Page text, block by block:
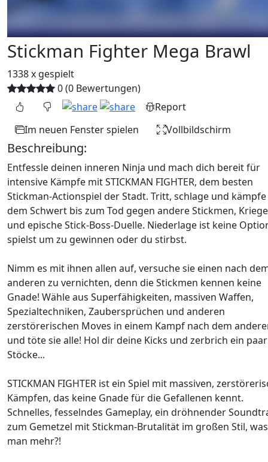
Stickman Fighter Mega Brawl
1338 x gespielt
0 (0 Bewertungen)
Report
Im neuen Fenster spielen
Vollbildschirm
Beschreibung:
Entfessle deinen inneren Ninja und mach dich bereit für
intensive Kämpfe mit STICKMAN FIGHTER, dem besten
Stickman-Actionspiel der Stadt. Tritt, schlage und
dem Schwert bis zum Tod gegen andere Stickmen,
und epische Stick-Boss-Duelle. Niederlage ist keine
spielst um zu gewinnen oder du stirbst.
Nimm es mit ihnen allen auf, versuche sie einen nach
anderen zu vernichten, denn die Stickmen kennen keine
Gnade! Wähle aus Superfähigkeiten, massiven Waffen,
Spezialtechniken, Zaubersprüchen und anderen
zerstörerischen Moves in einem Kampf nach dem
und töte sie alle! Hol dir deine Kicks und zerbrich ein paar
Stöcke...
STICKMAN FIGHTER ist ein Spiel mit massiven,
Kämpfen, das keine Gnade für die Gefallenen kennt.
Schnelles, fesselndes Gameplay, ein dröhnender
zum Gemetzel mit Stickman-Brutalität im großen Stil,
man mehr?!